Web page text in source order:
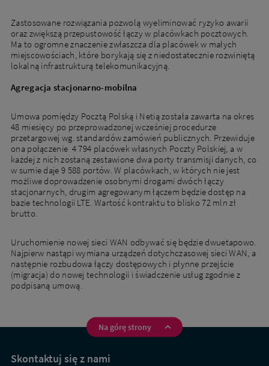
Zastosowane rozwiązania pozwolą wyeliminować ryzyko awarii
oraz zwiększą przepustowość łączy w placówkach pocztowych.
Ma to ogromne znaczenie zwłaszcza dla placówek w małych
miejscowościach, które borykają się z niedostatecznie rozwiniętą
lokalną infrastrukturą telekomunikacyjną.
Agregacja stacjonarno-mobilna
Umowa pomiędzy Pocztą Polską i Netią została zawarta na okres
48 miesięcy po przeprowadzonej wcześniej procedurze
przetargowej wg. standardów zamówień publicznych. Przewiduje
ona połączenie 4 794 placówek własnych Poczty Polskiej, a w
każdej z nich zostaną zestawione dwa porty transmisji danych, co
w sumie daje 9 588 portów. W placówkach, w których nie jest
możliwe doprowadzenie osobnymi drogami dwóch łączy
stacjonarnych, drugim agregowanym łączem będzie dostęp na
bazie technologii LTE. Wartość kontraktu to blisko 72 mln zł
brutto.
Uruchomienie nowej sieci WAN odbywać się będzie dwuetapowo.
Najpierw nastąpi wymiana urządzeń dotychczasowej sieci WAN, a
następnie rozbudowa łączy dostępowych i płynne przejście
(migracja) do nowej technologii i świadczenie usług zgodnie z
podpisaną umową.
Na górę strony
Skontaktuj się z nami